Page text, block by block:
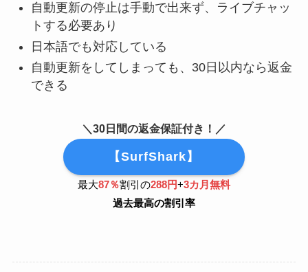
自動更新の停止は手動で出来ず、ライブチャッ
トする必要あり
日本語でも対応している
自動更新をしてしまっても、30日以内なら返金
できる
＼30日間の返金保証付き！／
【SurfShark】
最大87％割引の288円+3カ月無料
過去最高の割引率